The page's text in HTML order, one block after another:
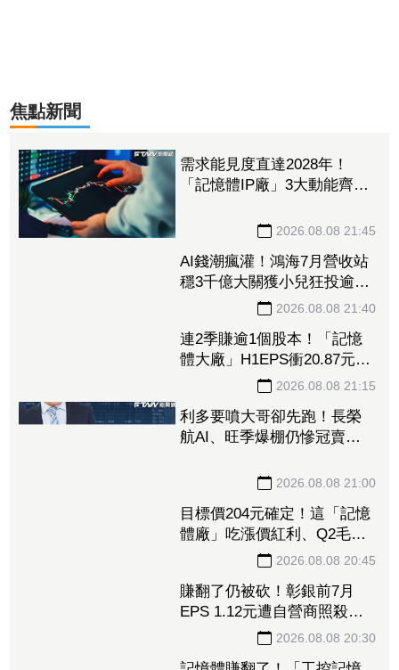
焦點新聞
需求能見度直達2028年！
「記憶體IP廠」3大動能齊
2026.08.08 21:45
AI錢潮瘋灌！鴻海7月營收站
穩3千億大關獲小兒狂投逾7
萬張居冠 「這檔」單月營
氣
2026.08.08 21:40
連2季賺逾1個股本！「記憶
體大廠」H1EPS衝20.87元
股價卻殺至跌停鎖死2026.08.08 21:15
利多要噴大哥卻先跑！長榮
航AI、旺季爆棚仍慘冠賣超
年增46%也不被買單
2026.08.08 21:00
目標價204元確定！這「記憶
體廠」吃漲價紅利、Q2毛利
率衝70% 全年營運看旺
2026.08.08 20:45
賺翻了仍被砍！彰銀前7月
EPS 1.12元遭自營商照殺
2.33億淪賣超王 「這檔記憶
2026.08.08 20:30